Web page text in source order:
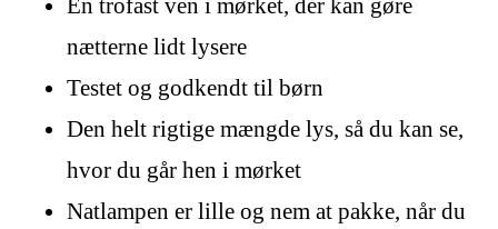
nætterne lidt lysere
Testet og godkendt til børn
Den helt rigtige mængde lys, så du kan se,
hvor du går hen i mørket
Natlampen er lille og nem at pakke, når du